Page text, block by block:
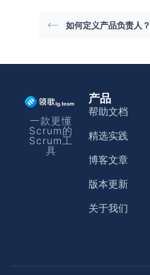
如何定义产品负责人？
一款更懂
Scrum的
Scrum工
具
产品
帮助文档
精选实践
博客文章
版本更新
关于我们